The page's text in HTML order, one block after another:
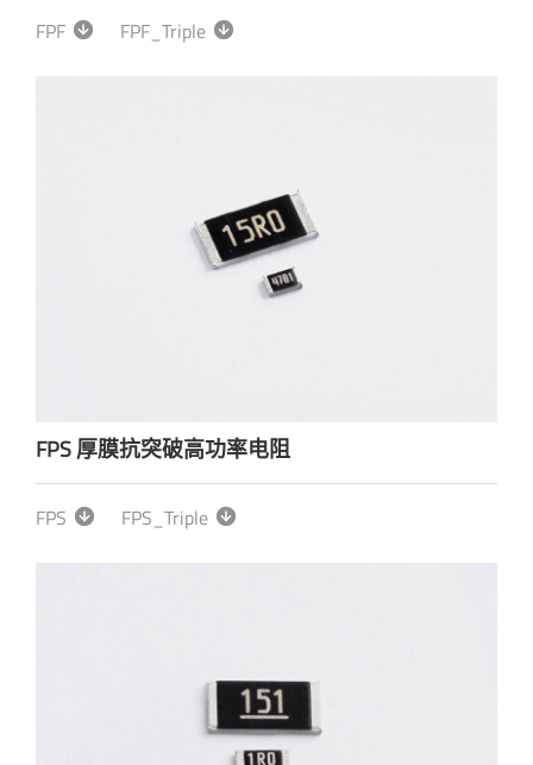
FPF FPF_Triple
FPS 厚膜抗突破高功率电阻
FPS FPS_Triple